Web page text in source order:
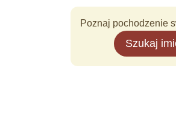
Poznaj pochodzenie
Szukaj